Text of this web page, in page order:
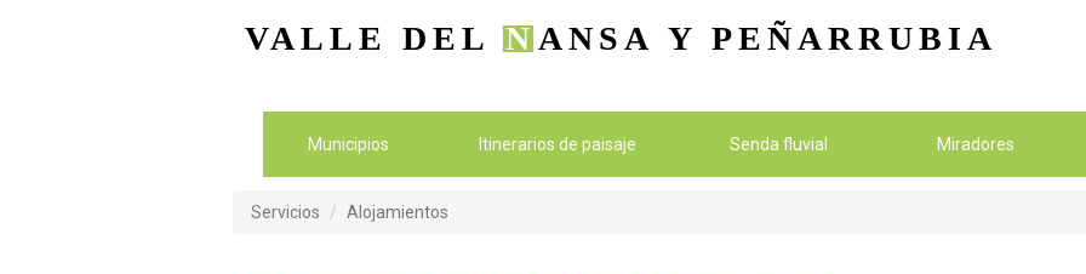
VALLE DEL NANSA Y PEÑARRUBIA
Municipios Itinerarios de paisaje Senda fluvial Miradores
Servicios Alojamientos